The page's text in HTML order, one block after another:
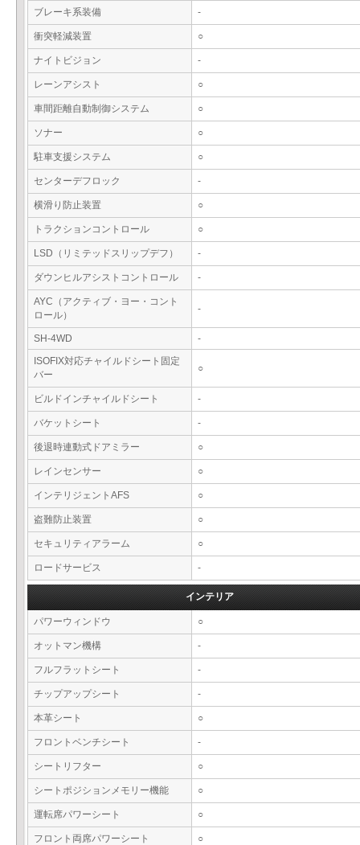
ブレーキ系装備 -
衝突軽減装置 ○
ナイトビジョン -
レーンアシスト ○
車間距離自動制御システム ○
ソナー ○
駐車支援システム ○
センターデフロック -
横滑り防止装置 ○
トラクションコントロール ○
LSD（リミテッドスリップデフ） -
ダウンヒルアシストコントロール -
AYC（アクティブ・ヨー・コント
ロール）
-
SH-4WD
-
ISOFIX対応チャイルドシート固定
バー
○
ビルドインチャイルドシート -
バケットシート -
後退時連動式ドアミラー ○
レインセンサー ○
インテリジェントAFS ○
盗難防止装置 ○
セキュリティアラーム ○
ロードサービス -
インテリア
パワーウィンドウ ○
オットマン機構 -
フルフラットシート -
チップアップシート -
本革シート ○
フロントベンチシート -
シートリフター ○
シートポジションメモリー機能 ○
運転席パワーシート ○
フロント両席パワーシート ○